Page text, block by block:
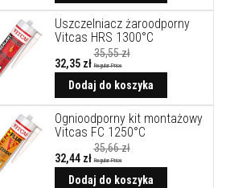
Uszczelniacz żaroodporny
Vitcas HRS 1300°C
Cena
promocyjna
32,35 zł Regular Price
35,55 zł
Dodaj do koszyka
Ognioodporny kit montażowy
Vitcas FC 1250°C
Cena
promocyjna
32,44 zł Regular Price
35,66 zł
Dodaj do koszyka